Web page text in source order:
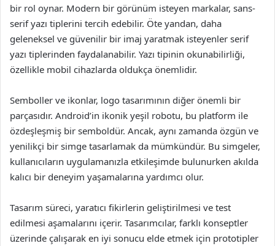
bir rol oynar. Modern bir görünüm isteyen markalar, sans-
serif yazı tiplerini tercih edebilir. Öte yandan, daha
geleneksel ve güvenilir bir imaj yaratmak isteyenler serif
yazı tiplerinden faydalanabilir. Yazı tipinin okunabilirliği,
özellikle mobil cihazlarda oldukça önemlidir.
Semboller ve ikonlar, logo tasarımının diğer önemli bir
parçasıdır. Android’in ikonik yeşil robotu, bu platform ile
özdeşleşmiş bir semboldür. Ancak, aynı zamanda özgün ve
yenilikçi bir simge tasarlamak da mümkündür. Bu simgeler,
kullanıcıların uygulamanızla etkileşimde bulunurken akılda
kalıcı bir deneyim yaşamalarına yardımcı olur.
Tasarım süreci, yaratıcı fikirlerin geliştirilmesi ve test
edilmesi aşamalarını içerir. Tasarımcılar, farklı konseptler
üzerinde çalışarak en iyi sonucu elde etmek için prototipler